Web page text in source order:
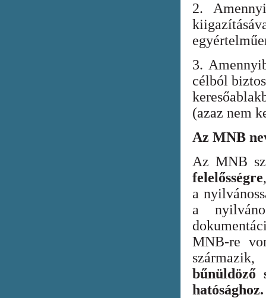
2.
3.
célból
(azaz nem
Az MNB
Az MNB
felelősségre
a
a
MNB-re
bűnüldöző
hatósághoz.